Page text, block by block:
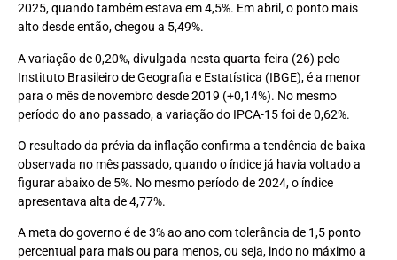
2025, quando também estava em 4,5%. Em abril, o ponto mais
alto desde então, chegou a 5,49%.
A variação de 0,20%, divulgada nesta quarta-feira (26) pelo
Instituto Brasileiro de Geografia e Estatística (IBGE), é a menor
para o mês de novembro desde 2019 (+0,14%). No mesmo
período do ano passado, a variação do IPCA-15 foi de 0,62%.
O resultado da prévia da inflação confirma a tendência de baixa
observada no mês passado, quando o índice já havia voltado a
figurar abaixo de 5%. No mesmo período de 2024, o índice
apresentava alta de 4,77%.
A meta do governo é de 3% ao ano com tolerância de 1,5 ponto
percentual para mais ou para menos, ou seja, indo no máximo a